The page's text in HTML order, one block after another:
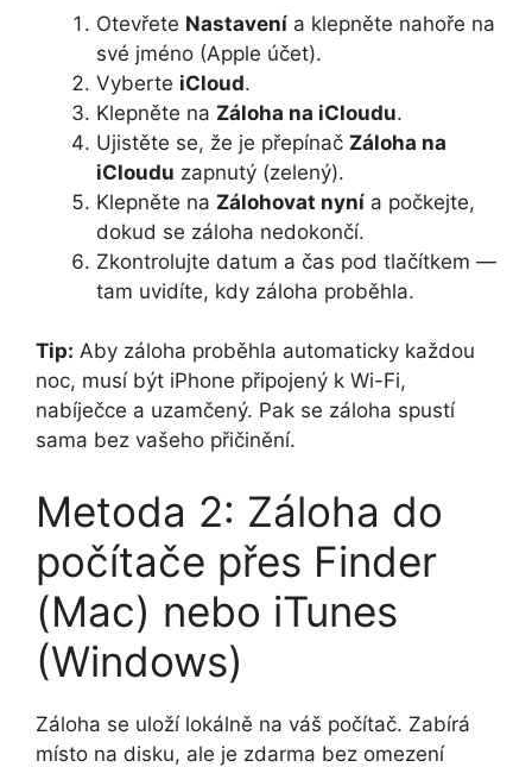
Otevřete Nastavení a klepněte nahoře na
své jméno (Apple účet).
Vyberte iCloud.
Klepněte na Záloha na iCloudu.
Ujistěte se, že je přepínač Záloha na
iCloudu zapnutý (zelený).
Klepněte na Zálohovat nyní a počkejte,
dokud se záloha nedokončí.
Zkontrolujte datum a čas pod tlačítkem —
tam uvidíte, kdy záloha proběhla.
Tip: Aby záloha proběhla automaticky každou
noc, musí být iPhone připojený k Wi-Fi,
nabíječce a uzamčený. Pak se záloha spustí
sama bez vašeho přičinění.
Metoda 2: Záloha do
počítače přes Finder
(Mac) nebo iTunes
(Windows)
Záloha se uloží lokálně na váš počítač. Zabírá
místo na disku, ale je zdarma bez omezení